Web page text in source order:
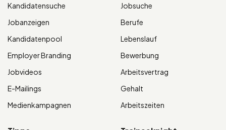
Kandidatensuche
Jobanzeigen
Kandidatenpool
Employer Branding
Jobvideos
E-Mailings
Medienkampagnen
Jobsuche
Berufe
Lebenslauf
Bewerbung
Arbeitsvertrag
Gehalt
Arbeitszeiten